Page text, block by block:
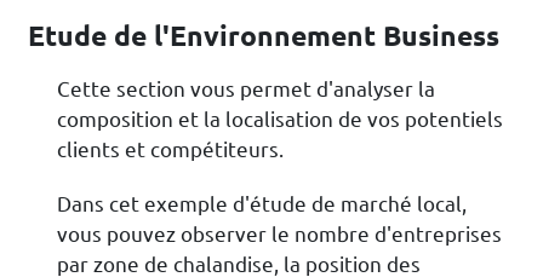
Etude de l'Environnement Business
Cette section vous permet d'analyser la
composition et la localisation de vos potentiels
clients et compétiteurs.
Dans cet exemple d'étude de marché local,
vous pouvez observer le nombre d'entreprises
par zone de chalandise, la position des